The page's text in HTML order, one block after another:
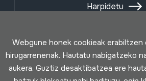
Harpidetu
Webgune honek cookieak erabiltzen
hirugarrenenak. Hautatu nabigatzeko
aukera. Guztiz desaktibatzea ere